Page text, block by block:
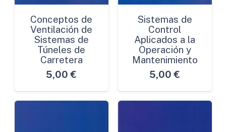
Conceptos de
Ventilación de
Sistemas de
Túneles de
Carretera
5,00 €
Sistemas de
Control
Aplicados a la
Operación y
Mantenimiento
5,00 €